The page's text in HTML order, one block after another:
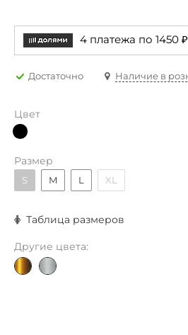
4 платежа по 1450 ₽
Достаточно Наличие в
Цвет
Размер
S M L XL
Таблица размеров
Другие цвета: